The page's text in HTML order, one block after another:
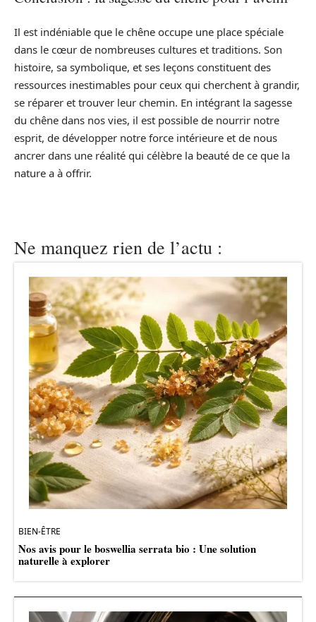
Il est indéniable que le chêne occupe une place spéciale
dans le cœur de nombreuses cultures et traditions. Son
histoire, sa symbolique, et ses leçons constituent des
ressources inestimables pour ceux qui cherchent à grandir,
se réparer et trouver leur chemin. En intégrant la sagesse
du chêne dans nos vies, il est possible de nourrir notre
esprit, de développer notre force intérieure et de nous
ancrer dans une réalité qui célèbre la beauté de ce que la
nature a à offrir.
Ne manquez rien de l’actu :
BIEN-ÊTRE
Nos avis pour le boswellia serrata bio : Une solution
naturelle à explorer